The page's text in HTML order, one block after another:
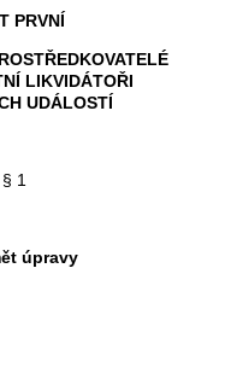
PRVNÍ
LIKVIDÁTOŘI
UDÁLOSTÍ
§ 1
úpravy